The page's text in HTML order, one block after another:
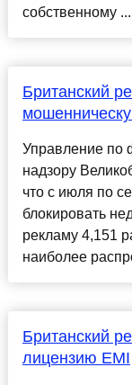
собственному ...
Британский
Управление по
надзору
что с июля по
блокировать
рекламу 4,151
наиболее
Британский
лицензию EMI